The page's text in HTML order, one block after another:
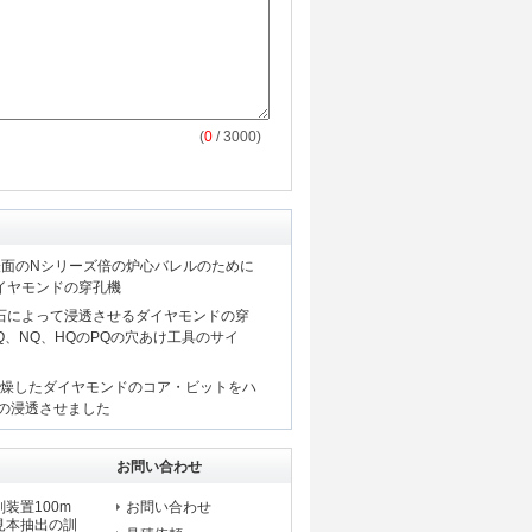
(0 / 3000)
のNシリーズ倍の炉心バレルのために
ヤモンドの穿孔機
によって浸透させるダイヤモンドの穿
NQ、HQのPQの穴あけ工具のサイ
したダイヤモンドのコア・ビットをハ
浸透させました
装置100m
抽出の訓
お問い合わせ
お問い合わせ